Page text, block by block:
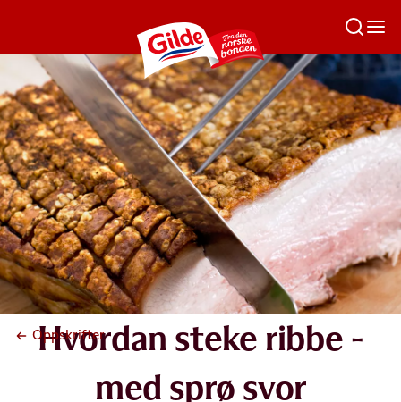
Oppskrifter
Hvordan steke ribbe -
med sprø svor